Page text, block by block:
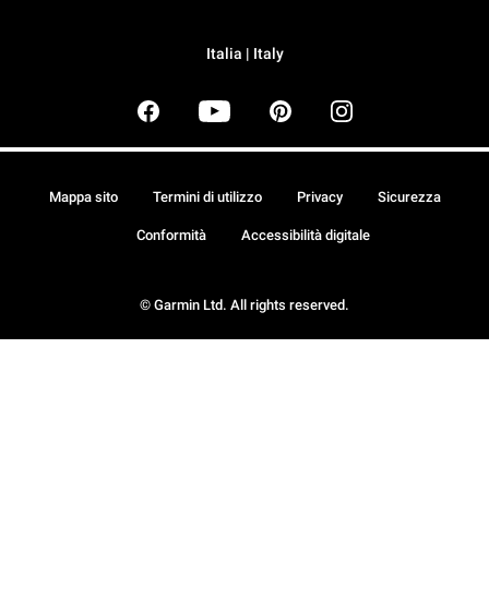
Italia | Italy
© Garmin Ltd. All rights reserved.
Mappa sito Termini di utilizzo Privacy Sicurezza
Conformità Accessibilità digitale